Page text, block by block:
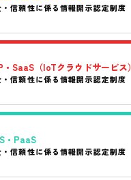
・信頼性に係る情報開示認定制度
・SaaS（IoTクラウドサービス）
・信頼性に係る情報開示認定制度
・PaaS
・信頼性に係る情報開示認定制度